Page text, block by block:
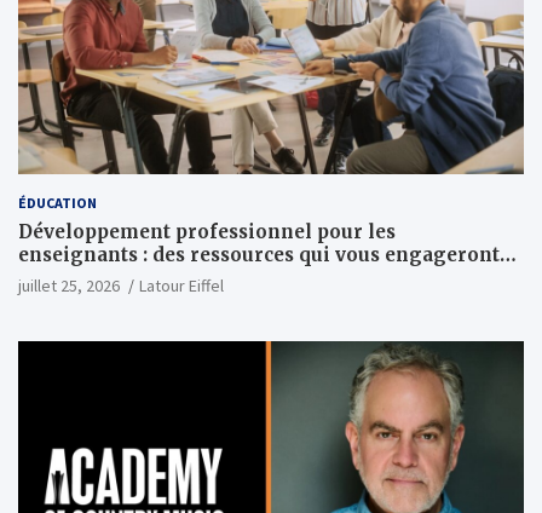
ÉDUCATION
Développement professionnel pour les
enseignants : des ressources qui vous engageront
vraiment
juillet 25, 2026 Latour Eiffel